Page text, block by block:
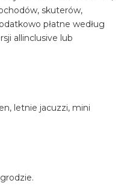
skuterów,
płatne według
allinclusive lub
letnie jacuzzi, mini